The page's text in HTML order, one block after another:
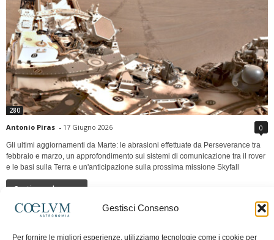
Gestisci Consenso
Per fornire le migliori esperienze, utilizziamo tecnologie come i cookie per
280
Antonio Piras - 17 Giugno 2026 0
Gli ultimi aggiornamenti da Marte: le abrasioni effettuate da Perseverance tra
febbraio e marzo, un approfondimento sui sistemi di comunicazione tra il rover
e le basi sulla Terra e un'anticipazione sulla prossima missione Skyfall
Continua a leggere